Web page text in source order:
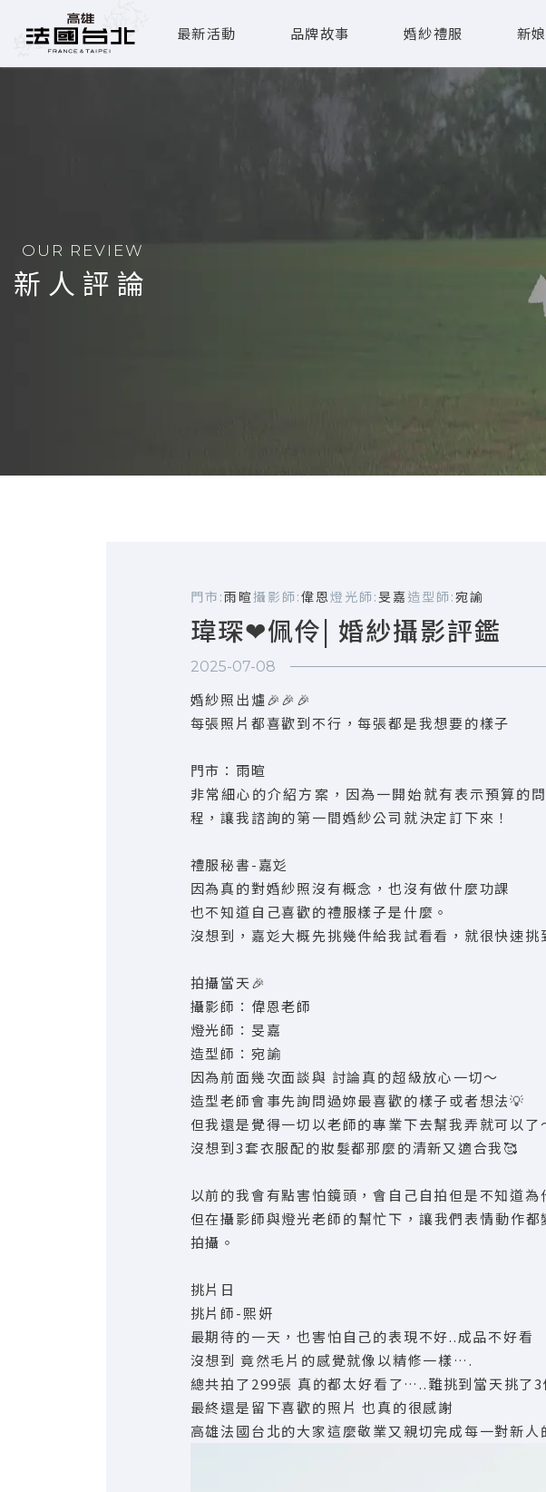
最新活動 品牌故事 婚紗禮服 新
OUR REVIEW
新人評論
門市:雨暄攝影師:偉恩燈光師:旻嘉 造型師:宛諭
瑋琛❤佩伶| 婚紗攝影評鑑
2025-07-08
婚紗照出爐🎉🎉🎉
每張照片都喜歡到不行，每張都是我想要的樣子‪
門市：雨暄
非常細心的介紹方案，因為一開始就有表示預算的
程，讓我諮詢的第一間婚紗公司就決定訂下來！
禮服秘書-嘉彣
因為真的對婚紗照沒有概念，也沒有做什麼功課
也不知道自己喜歡的禮服樣子是什麼。
沒想到，嘉彣大概先挑幾件給我試看看，就很快速
拍攝當天🎉
攝影師：偉恩老師
燈光師：旻嘉
造型師：宛諭
因為前面幾次面談與 討論真的超級放心一切～
造型老師會事先詢問過妳最喜歡的樣子或者想法💡
但我還是覺得一切以老師的專業下去幫我弄就可以了
沒想到3套衣服配的妝髮都那麼的清新又適合我🥰
以前的我會有點害怕鏡頭，會自己自拍但是不知道
但在攝影師與燈光老師的幫忙下，讓我們表情動作
拍攝。
挑片日
挑片師-熙妍
最期待的一天，也害怕自己的表現不好..成品不好看
沒想到 竟然毛片的感覺就像以精修一樣….
總共拍了299張 真的都太好看了…..難挑到當天挑了3
最終還是留下喜歡的照片 也真的很感謝
高雄法國台北的大家這麼敬業又親切完成每一對新